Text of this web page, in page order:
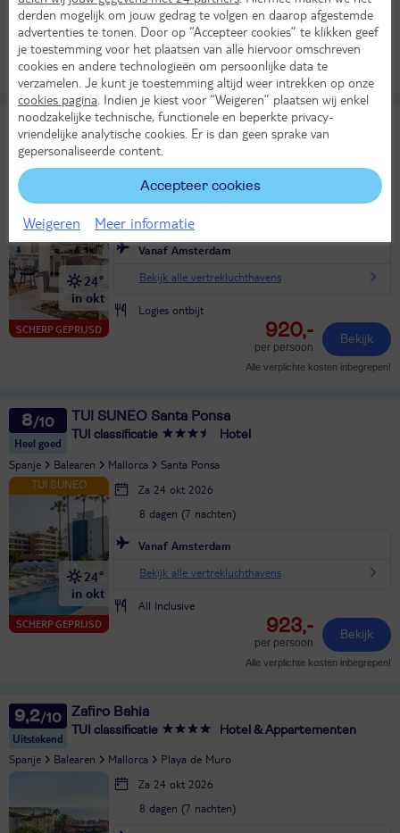
SCHERP GEPRIJSD
All Inclusive
904,-
per persoon
Alle verplichte kosten inbegrepen!
9
Uitstekend
TUI BLUE Rocador
TUI classificatie Hotel
Spanje Balearen Mallorca Cala d'Or
SCHERP GEPRIJSD
24°
in okt
Za 24 okt 2026
8 dagen (7 nachten)
Vanaf Amsterdam
Bekijk alle vertrekluchthavens
Logies ontbijt
920,-
per persoon
Bekijk
Alle verplichte kosten inbegrepen!
8
Heel goed
TUI SUNEO Santa Ponsa
TUI classificatie Hotel
Spanje Balearen Mallorca Santa Ponsa
SCHERP GEPRIJSD
24°
in okt
Za 24 okt 2026
8 dagen (7 nachten)
Vanaf Amsterdam
Bekijk alle vertrekluchthavens
All Inclusive
923,-
per persoon
Bekijk
Alle verplichte kosten inbegrepen!
9,2
Uitstekend
Zafiro Bahia
TUI classificatie Hotel & Appartementen
Spanje Balearen Mallorca Playa de Muro
Za 24 okt 2026
8 dagen (7 nachten)
derden mogelijk om jouw gedrag te volgen en daarop afgestemde
advertenties te tonen. Door op “Accepteer cookies” te klikken geef
je toestemming voor het plaatsen van alle hiervoor omschreven
cookies en andere technologieën om persoonlijke data te
verzamelen. Je kunt je toestemming altijd weer intrekken op onze
cookies pagina . Indien je kiest voor “Weigeren” plaatsen wij enkel
noodzakelijke technische, functionele en beperkte privacy-
vriendelijke analytische cookies. Er is dan geen sprake van
gepersonaliseerde content.
Accepteer cookies
Weigeren Meer informatie